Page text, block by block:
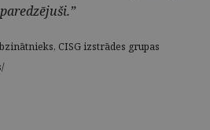
CISG izstrādes grupas